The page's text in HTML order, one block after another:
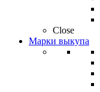
Close
Марки выкупа